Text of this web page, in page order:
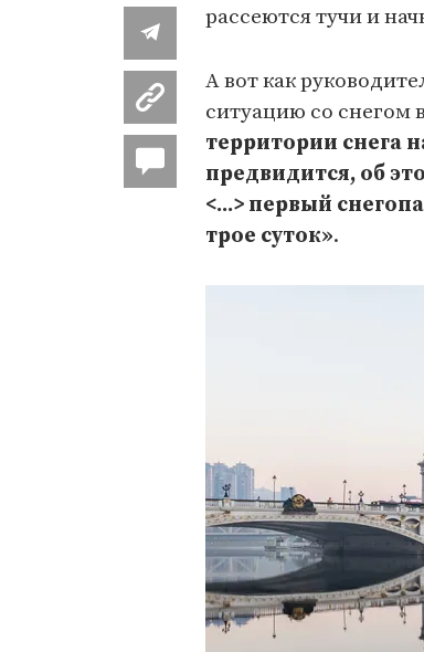
рассеются тучи и
А вот как
ситуацию со снегом
территории снега
предвидится, об
<...> первый
трое суток».